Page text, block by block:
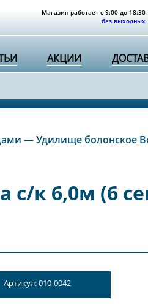
Магазин работает с 9:00 до 18:30
без выходных
АКЦИИ
—Удилище болонское
к 6,0м (6
Артикул: 010-0042